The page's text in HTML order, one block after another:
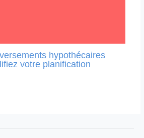
hypothécaires
votre planification